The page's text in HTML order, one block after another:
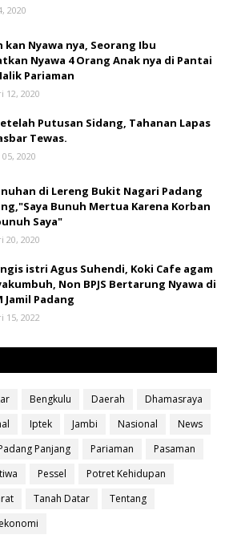
2020
kan Nyawa nya, Seorang Ibu
Nyawa 4 Orang Anak nya di Pantai
Pariaman
12, 2020
Putusan Sidang, Tahanan Lapas
Tewas.
2020
di Lereng Bukit Nagari Padang
Bunuh Mertua Karena Korban
Saya"
20, 2020
istri Agus Suhendi, Koki Cafe agam
Non BPJS Bertarung Nyawa di
Jamil Padang
15, 2022
Bengkulu Daerah
Dhamasraya
Iptek Jambi Nasional
News
Panjang Pariaman
Pasaman
Pessel
Potret Kehidupan
Tanah Datar
Tentang
ekonomi